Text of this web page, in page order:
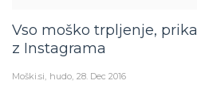
Vso moško trpljenje,
z Instagrama
Moški.si hudo 28. Dec 2016